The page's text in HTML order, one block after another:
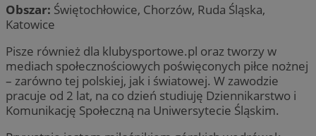
Obszar: Świętochłowice, Chorzów, Ruda Śląska,
Katowice
Pisze również dla klubysportowe.pl oraz tworzy w
mediach społecznościowych poświęconych piłce nożnej
– zarówno tej polskiej, jak i światowej. W zawodzie
pracuje od 2 lat, na co dzień studiuję Dziennikarstwo i
Komunikację Społeczną na Uniwersytecie Śląskim.